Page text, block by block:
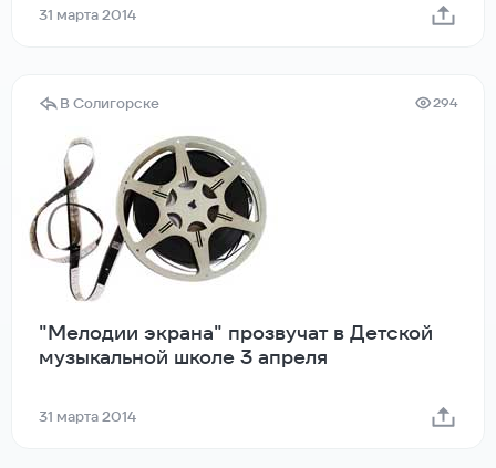
31 марта 2014
В Солигорске 294
"Мелодии экрана" прозвучат в Детской
музыкальной школе 3 апреля
31 марта 2014